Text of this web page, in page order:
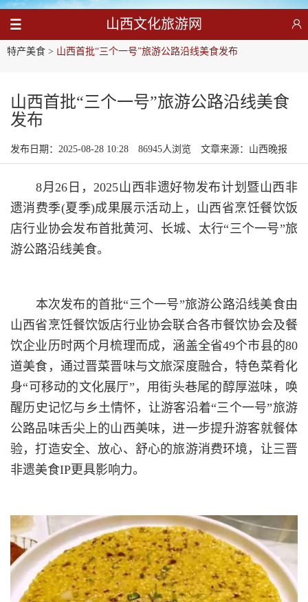
山西文化旅游网
特产美食 > 山西首批“三个一号”旅游公路沿线美食发布
山西首批“三个一号”旅游公路沿线美食
发布
发布日期：2025-08-28 10:28 86945人浏览 文章来源：山西晚报
8月26日，2025山西非遗好物发布计划暨山西非
遗消费季(夏季)成果展示活动上，山西省烹饪餐饮饭
店行业协会发布首批黄河、长城、太行“三个一号”旅
游公路沿线美食。
本次发布的首批“三个一号”旅游公路沿线美食由
山西省烹饪餐饮饭店行业协会联合各市餐饮协会及餐
饮企业历时两个月梳理而成，涵盖全省49个市县的80
道美食，通过晋菜晋味与文旅深度融合，特色菜肴化
身“可移动的文化展厅”，用街头巷尾的醇厚滋味，唤
醒历史记忆与乡土情怀，让游客沿着“三个一号”旅游
公路品味舌尖上的山西美味，进一步提升游客就餐体
验，打造安全、放心、舒心的旅游消费环境，让三晋
非遗美食IP更具影响力。